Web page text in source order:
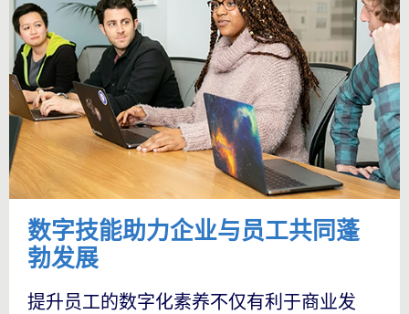
数字技能助力企业与员工共同蓬
勃发展
提升员工的数字化素养不仅有利于商业发